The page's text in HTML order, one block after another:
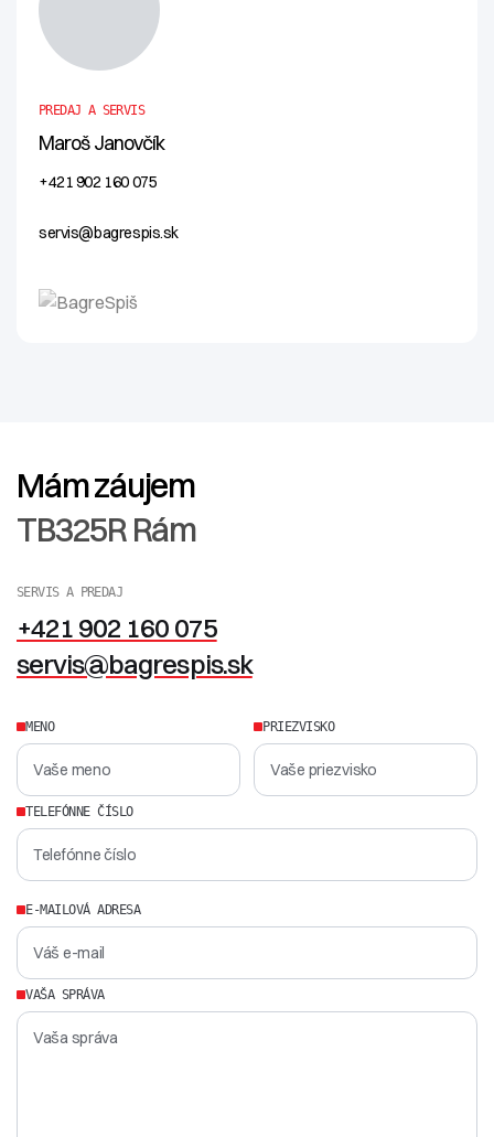
PREDAJ A SERVIS
Maroš Janovčík
+421 902 160 075
servis@bagrespis.sk
Mám záujem
TB325R Rám
SERVIS A PREDAJ
+421 902 160 075
servis@bagrespis.sk
MENO PRIEZVISKO
TELEFÓNNE ČÍSLO
E-MAILOVÁ ADRESA
VAŠA SPRÁVA